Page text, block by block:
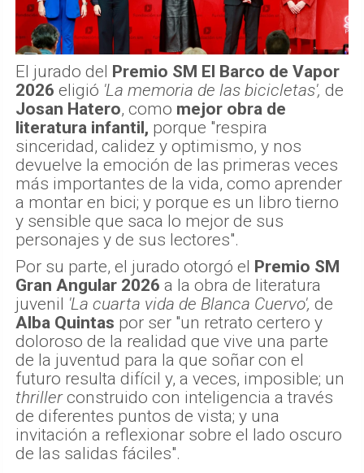
El jurado del Premio SM El Barco de Vapor
2026 eligió 'La memoria de las bicicletas', de
Josan Hatero, como mejor obra de
literatura infantil, porque "respira
sinceridad, calidez y optimismo, y nos
devuelve la emoción de las primeras veces
más importantes de la vida, como aprender
a montar en bici; y porque es un libro tierno
y sensible que saca lo mejor de sus
personajes y de sus lectores".
Por su parte, el jurado otorgó el Premio SM
Gran Angular 2026 a la obra de literatura
juvenil 'La cuarta vida de Blanca Cuervo', de
Alba Quintas por ser "un retrato certero y
doloroso de la realidad que vive una parte
de la juventud para la que soñar con el
futuro resulta difícil y, a veces, imposible; un
thrillerconstruido con inteligencia a través
de diferentes puntos de vista; y una
invitación a reflexionar sobre el lado oscuro
de las salidas fáciles".